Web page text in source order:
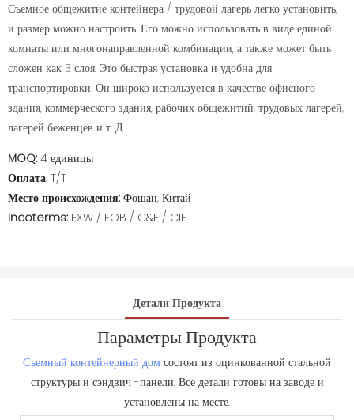
Съемное общежитие контейнера / трудовой лагерь легко установить,
и размер можно настроить. Его можно использовать в виде единой
комнаты или многонаправленной комбинации, а также может быть
сложен как 3 слоя. Это быстрая установка и удобна для
транспортировки. Он широко используется в качестве офисного
здания, коммерческого здания, рабочих общежитий, трудовых лагерей,
лагерей беженцев и т. Д.
MOQ: 4 единицы
Оплата: T/T
Место происхождения: Фошан, Китай
Incoterms: EXW / FOB / C&F / CIF
Детали Продукта
Параметры Продукта
Съемный контейнерный дом состоят из оцинкованной стальной
структуры и сэндвич -панели. Все детали готовы на заводе и
установлены на месте.